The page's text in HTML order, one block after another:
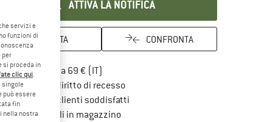
ATTIVA LA NOTIFICA
ANNOTA CONFRONTA
Porto franco da 69 € (IT)
100 giorni di diritto di recessoVai alla politica di recesso qui Si
> 4.000.000 clienti soddisfatti
Tutti gli articoli in magazzino
servizi e
funzioni di
per
si proceda in
clic qui
singole
può essere
fin
nella nostra